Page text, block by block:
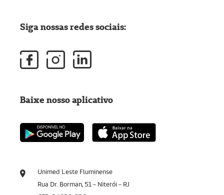
Unimed Leste Fluminense
Rua Dr. Borman, 51 - Niterói - RJ
Siga nossas redes sociais:
Baixe nosso aplicativo